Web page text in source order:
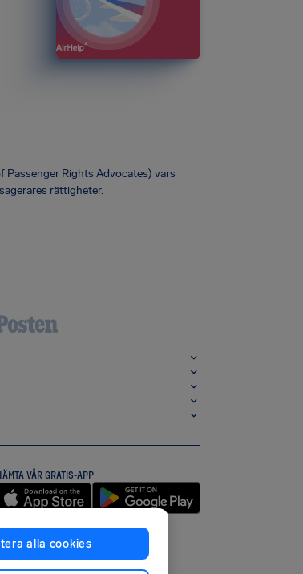
Passenger Rights Advocates) vars
rättigheter.
VÅR GRATIS-APP
alla cookies